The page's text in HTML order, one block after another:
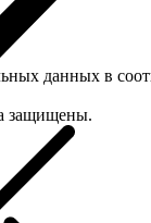
данных в
защищены.